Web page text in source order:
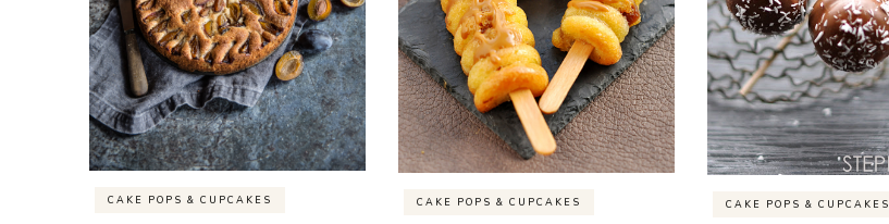
CAKE POPS & CUPCAKES CAKE POPS & CUPCAKES CAKE POPS & CUPCAKES